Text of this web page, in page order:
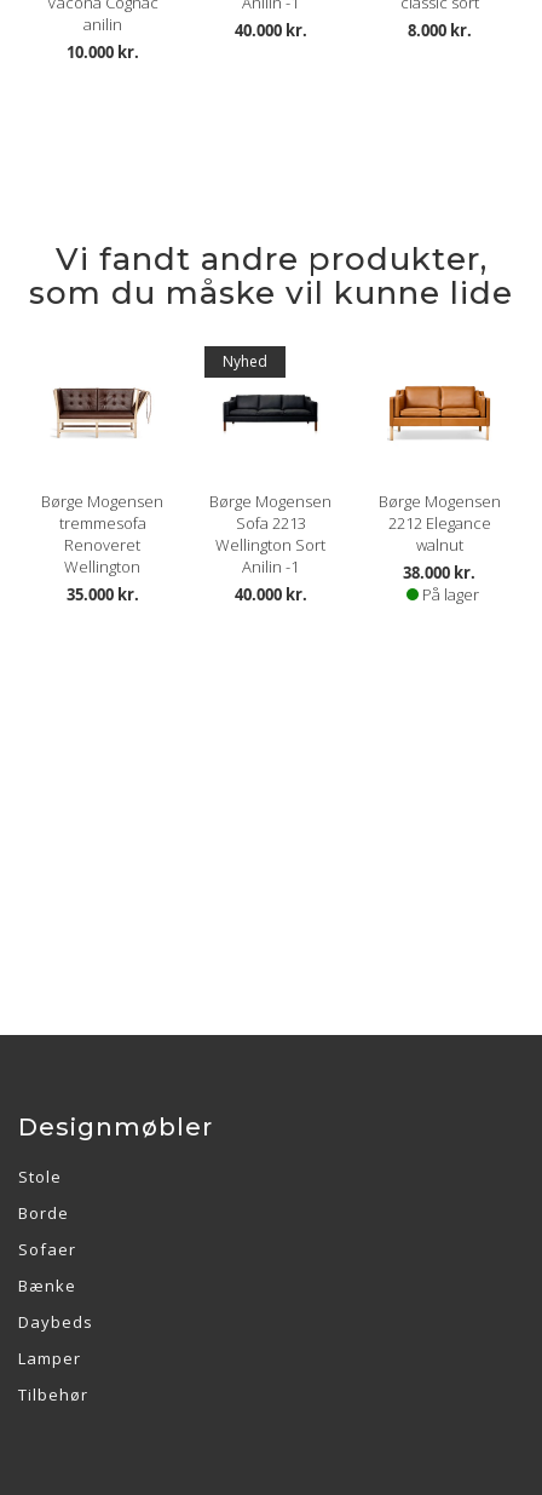
anilin
10.000 kr.
40.000 kr.
8.000 kr.
Vi fandt andre produkter,
som du måske vil kunne lide
Børge Mogensen
tremmesofa
Renoveret
Wellington
35.000 kr.
Nyhed
Børge Mogensen
Sofa 2213
Wellington Sort
Anilin -1
40.000 kr.
Børge Mogensen
2212 Elegance
walnut
38.000 kr.
På lager
Designmøbler
Stole
Borde
Sofaer
Bænke
Daybeds
Lamper
Tilbehør